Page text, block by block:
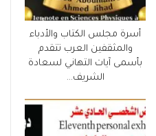
أسرة مجلس الكتاب والأدباء
والمثقفين العرب تتقدم
بأسمى آيات التهاني لسعادة
الشريف…